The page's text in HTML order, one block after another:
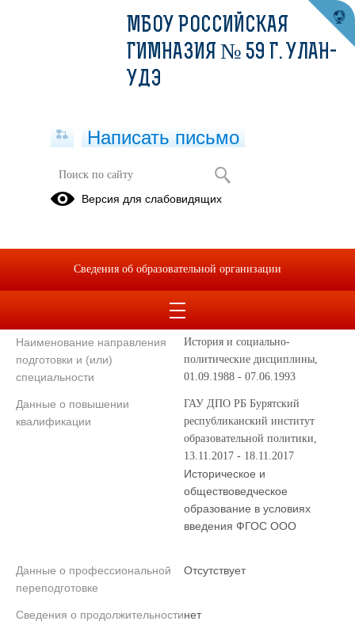
Учитель
Очирова Татьяна
Ученая степень нет
нет
Наименование направления
подготовки и (или)
специальности
История и социально-
политические дисциплины,
01.09.1988 - 07.06.1993
Данные о повышении
квалификации
ГАУ ДПО РБ Бурятский
республиканский институт
образовательной политики,
13.11.2017 - 18.11.2017
Историческое и
обществоведческое
образование в условиях
введения ФГОС ООО
Данные о профессиональной
переподготовке
Отсутствует
Сведения о продолжительностинет
МБОУ РОССИЙСКАЯ
ГИМНАЗИЯ № 59 Г. УЛАН-
УДЭ
Написать письмо
Версия для слабовидящих
Сведения об образовательной организации